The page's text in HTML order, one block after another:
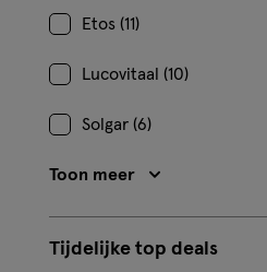
Etos (11)
Lucovitaal (10)
Solgar (6)
Toon meer
Tijdelijke top deals